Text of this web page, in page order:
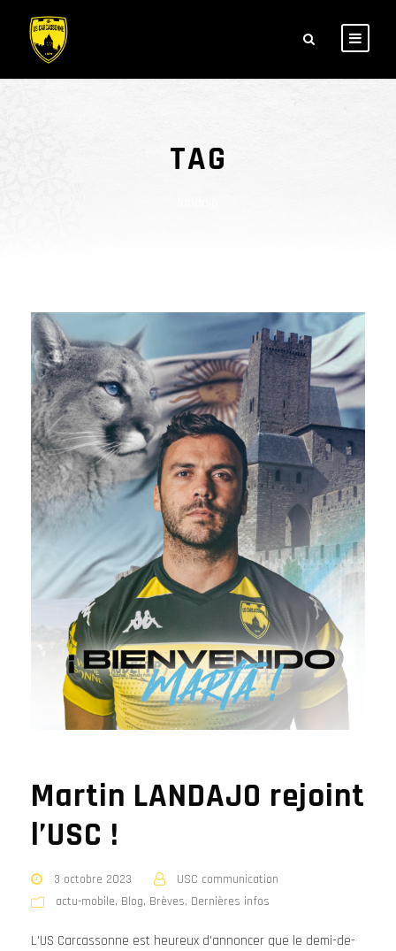
TAG
Martin LANDAJO rejoint
l’USC !
3 octobre 2023
USC communication
actu-mobile, Blog, Brèves, Dernières infos
L'US Carcassonne est heureux d'annoncer que le demi-de-